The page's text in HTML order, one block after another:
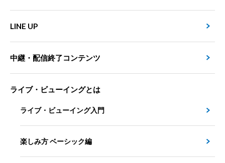
LINE UP
中継・配信終了コンテンツ
ライブ・ビューイングとは
ライブ・ビューイング入門
楽しみ方 ベーシック編